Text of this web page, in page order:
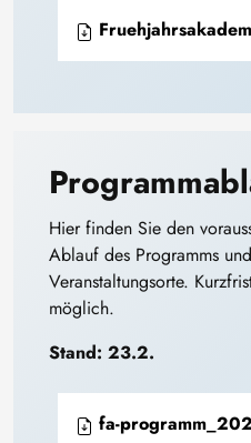
Hier finden Sie den
Ablauf des Programms
Veranstaltungsorte.
möglich.
Stand: 23.2.
fa-